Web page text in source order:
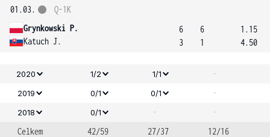
01.03.
Grynkowski P.
Katuch J.
Q-1K
6
3
6
1
1.15
4.50
2020 1/2 1/1 -
2019 0/1 0/1 -
2018 0/1 -
-
Celkem
42/59 27/37 12/16